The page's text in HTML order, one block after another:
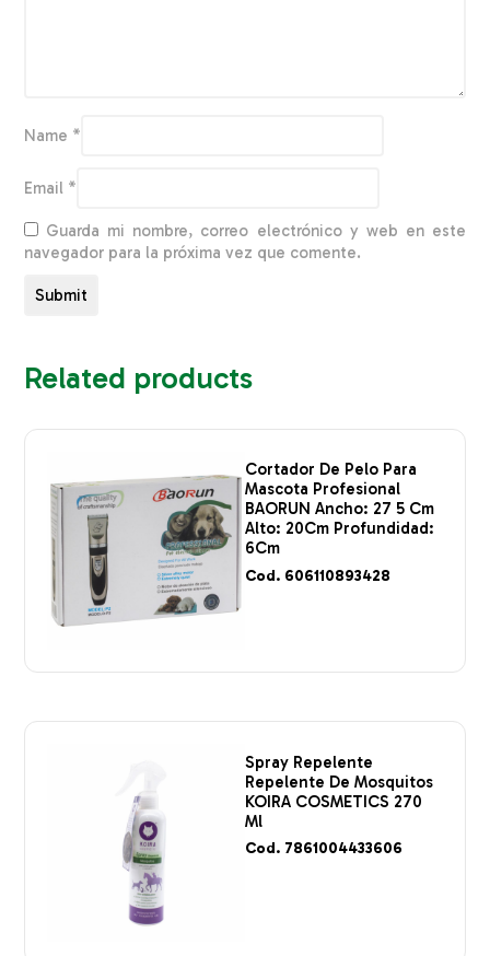
Name *
Email *
Guarda mi nombre, correo electrónico y web en este
navegador para la próxima vez que comente.
Related products
Cortador De Pelo Para
Mascota Profesional
BAORUN Ancho: 27 5 Cm
Alto: 20Cm Profundidad:
6Cm
Cod. 606110893428
Spray Repelente
Repelente De Mosquitos
KOIRA COSMETICS 270
Ml
Cod. 7861004433606